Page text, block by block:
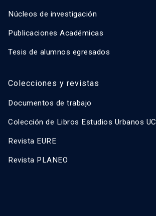
Núcleos de investigación
Publicaciones Académicas
Tesis de alumnos egresados
Colecciones y revistas
Documentos de trabajo
Colección de Libros Estudios Urbanos UC
Revista EURE
Revista PLANEO